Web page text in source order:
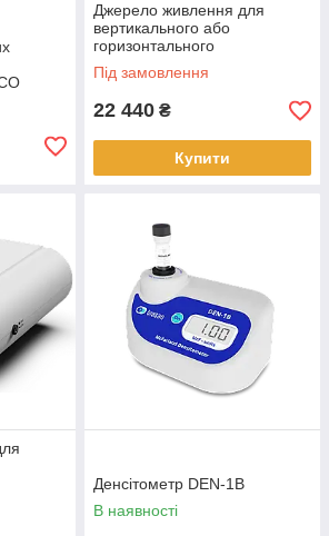
Джерело живлення для
вертикального або
горизонтального
електрофорезу DEP-300
Під замовлення
22 440 ₴
Купити
Денсітометр DEN-1B
В наявності